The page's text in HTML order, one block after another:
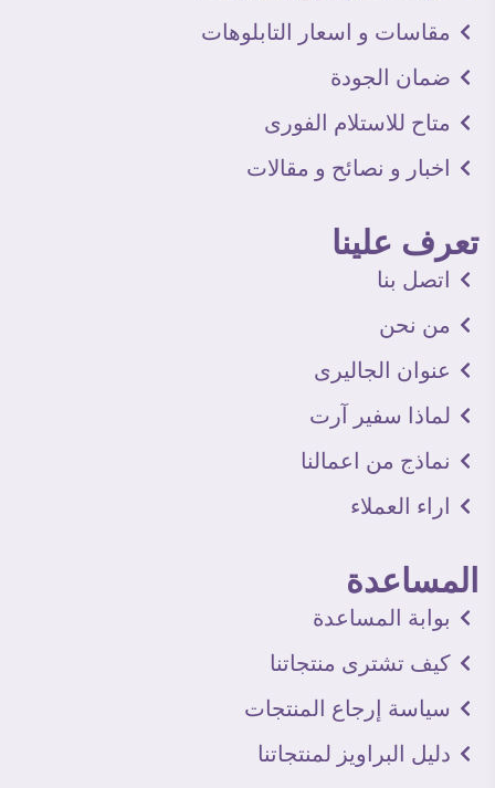
مقاسات و اسعار التابلوهات
ضمان الجودة
متاح للاستلام الفورى
اخبار و نصائح و مقالات
تعرف علينا
اتصل بنا
من نحن
عنوان الجاليرى
لماذا سفير آرت
نماذج من اعمالنا
اراء العملاء
المساعدة
بوابة المساعدة
كيف تشترى منتجاتنا
سياسة إرجاع المنتجات
دليل البراويز لمنتجاتنا